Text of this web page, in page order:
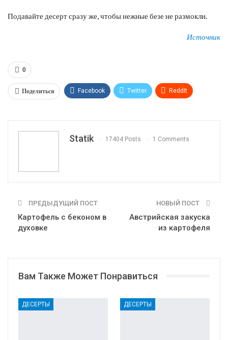
Подавайте десерт сразу же, чтобы нежные безе не размокли.
Источник
0
Поделиться Facebook Twitter ReddIt
Statik 17404 Posts 1 Comments
ПРЕДЫДУЩИЙ ПОСТ
Картофель с беконом в
духовке
НОВЫЙ ПОСТ
Австрийская закуска
из картофеля
Вам Также Может Понравиться
ДЕСЕРТЫ ДЕСЕРТЫ